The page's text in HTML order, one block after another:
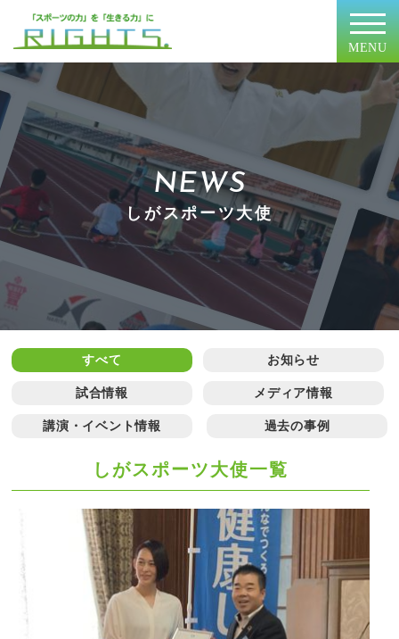
MENU
NEWS
しがスポーツ大使
すべて お知らせ
試合情報 メディア情報
講演・イベント情報 過去の事例
しがスポーツ大使一覧